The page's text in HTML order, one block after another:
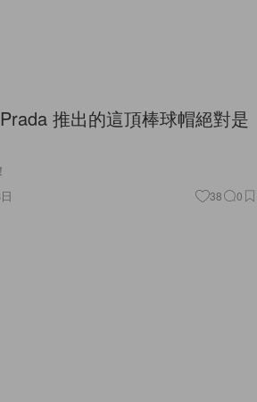
推出的這頂棒球帽絕對是
38 0